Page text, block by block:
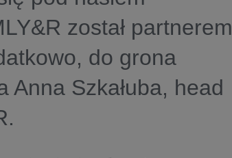
został partnerem
do grona
Anna Szkałuba, head